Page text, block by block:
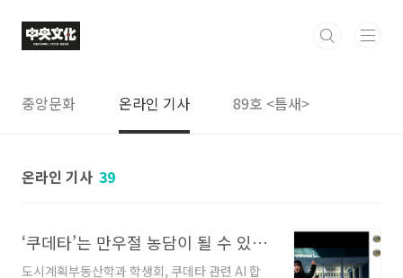
중앙문화 온라인 기사 89호 <틈새>
온라인 기사 39
‘쿠데타’는 만우절 농담이 될 수 있는가 … 도시계획부동산학과 학생회 게시물 ‘눈길’
도시계획부동산학과 학생회, 쿠데타 관련 AI 합